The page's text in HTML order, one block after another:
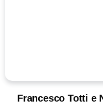
Francesco Totti e